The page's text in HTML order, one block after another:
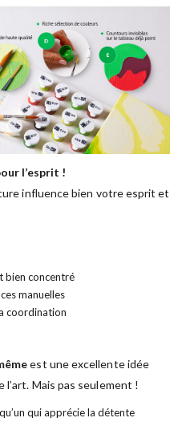
l’esprit !
influence bien votre esprit et
bien concentré
manuelles
coordination
est une excellente idée
l’art. Mais pas seulement !
qui apprécie la détente